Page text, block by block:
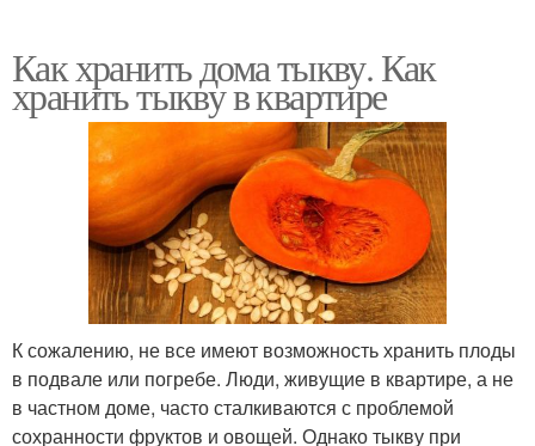
Как хранить дома тыкву. Как
хранить тыкву в квартире
К сожалению, не все имеют возможность хранить плоды
в подвале или погребе. Люди, живущие в квартире, а не
в частном доме, часто сталкиваются с проблемой
сохранности фруктов и овощей. Однако тыкву при